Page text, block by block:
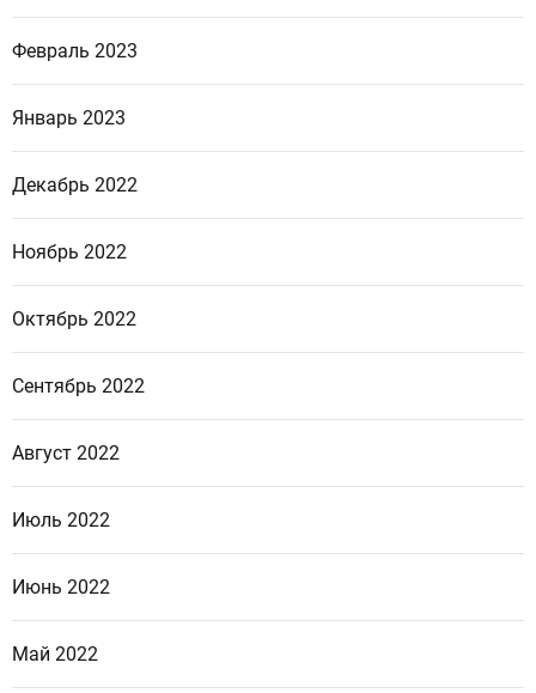
Февраль 2023
Январь 2023
Декабрь 2022
Ноябрь 2022
Октябрь 2022
Сентябрь 2022
Август 2022
Июль 2022
Июнь 2022
Май 2022